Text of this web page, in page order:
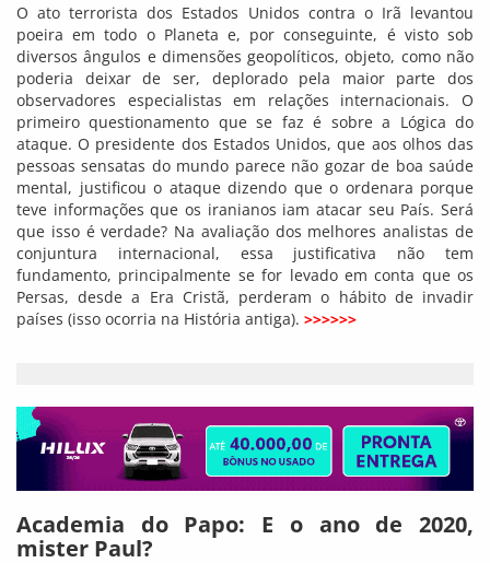
O ato terrorista dos Estados Unidos contra o Irã levantou
poeira em todo o Planeta e, por conseguinte, é visto sob
diversos ângulos e dimensões geopolíticos, objeto, como não
poderia deixar de ser, deplorado pela maior parte dos
observadores especialistas em relações internacionais. O
primeiro questionamento que se faz é sobre a Lógica do
ataque. O presidente dos Estados Unidos, que aos olhos das
pessoas sensatas do mundo parece não gozar de boa saúde
mental, justificou o ataque dizendo que o ordenara porque
teve informações que os iranianos iam atacar seu País. Será
que isso é verdade? Na avaliação dos melhores analistas de
conjuntura internacional, essa justificativa não tem
fundamento, principalmente se for levado em conta que os
Persas, desde a Era Cristã, perderam o hábito de invadir
países (isso ocorria na História antiga). >>>>>>
Academia do Papo: E o ano de 2020,
mister Paul?